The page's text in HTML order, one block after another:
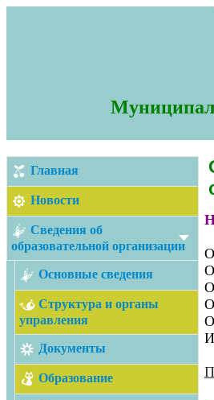
Главная
Новости
Сведения об
образовательной организации
Основные сведения
Структура и органы
управления
Документы
Образование